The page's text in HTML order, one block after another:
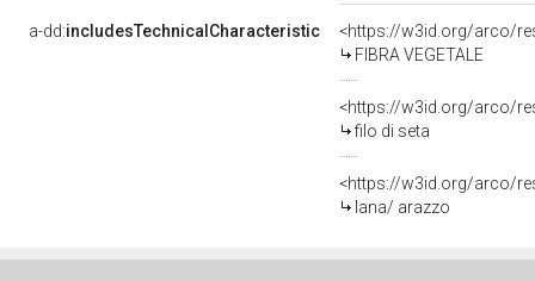
a-dd:includesTechnicalCharacteristic
<https://w3id.org/arco/
FIBRA VEGETALE
<https://w3id.org/arco/
filo di seta
<https://w3id.org/arco/
lana/ arazzo